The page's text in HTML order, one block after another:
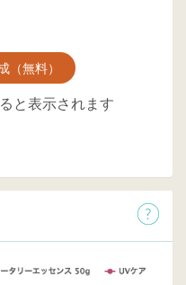
（無料）
と表示されます